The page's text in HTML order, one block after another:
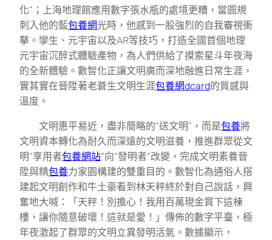
化”；上海地理館應用數字張水瓶的處境更糟，當圓規
刺入他的藍包養網光時，他感到一股強烈的自我審視衝
擊。孿生、元宇宙以及AR等技巧，打造全國首個地理
元宇宙沉醉式體驗產物，為人們供給了摸索星斗年夜海
的全新體驗。數智化正讓文明廣而深地融進日常生涯，
實其實在晉陞著老蒼生文明生涯包養網dcard的質感與
溫度。
文明惠平易近，盡非簡略的“送文明”，而是包養將
文明資本轉化為耐久而深遠的文明滋養，推進群眾從文
明“享用者包養網站”向“發明者”改變，完成文明素養晉
陞與精包養力家園構建的雙重目的。數智化為通俗人搭
建起文明創作和牛土豪看到林天秤終於對自己說話，興
奮地大喊：「天秤！別擔心！我用百萬現金買下這棟
樓，讓你隨意破壞！這就是愛！」傳佈的數字平臺，極
年夜激起了群眾的文明立異發明活氣。數據顯示，